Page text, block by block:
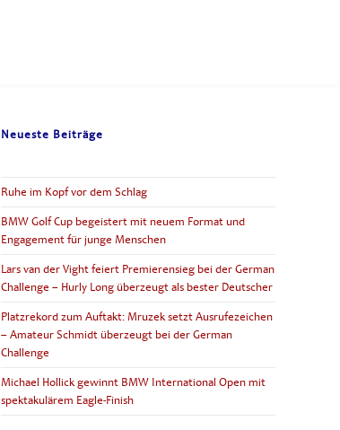
Neueste Beiträge
Ruhe im Kopf vor dem Schlag
BMW Golf Cup begeistert mit neuem Format und
Engagement für junge Menschen
Lars van der Vight feiert Premierensieg bei der German
Challenge – Hurly Long überzeugt als bester Deutscher
Platzrekord zum Auftakt: Mruzek setzt Ausrufezeichen
– Amateur Schmidt überzeugt bei der German
Challenge
Michael Hollick gewinnt BMW International Open mit
spektakulärem Eagle-Finish